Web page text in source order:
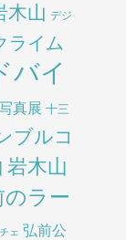
木山 デジ
ライム
バイ
真展 十三
ブルコ
岩木山
のラー
ェ 弘前公